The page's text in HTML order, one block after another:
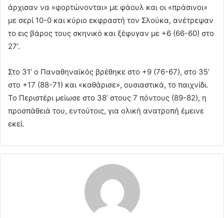
άρχισαν να «φορτώνονται» με φάουλ και οι «πράσινοι»
με σερί 10-0 και κύριο εκφραστή τον Σλούκα, ανέτρεψαν
το εις βάρος τους σκηνικό και ξέφυγαν με +6 (66-60) στο
27’.
Στο 31’ ο Παναθηναϊκός βρέθηκε στο +9 (76-67), στο 35’
στο +17 (88-71) και «καθάρισε», ουσιαστικά, το παιχνίδι.
Το Περιστέρι μείωσε στο 38’ στους 7 πόντους (89-82), η
προσπάθειά του, εντούτοις, για ολική ανατροπή έμεινε
εκεί.